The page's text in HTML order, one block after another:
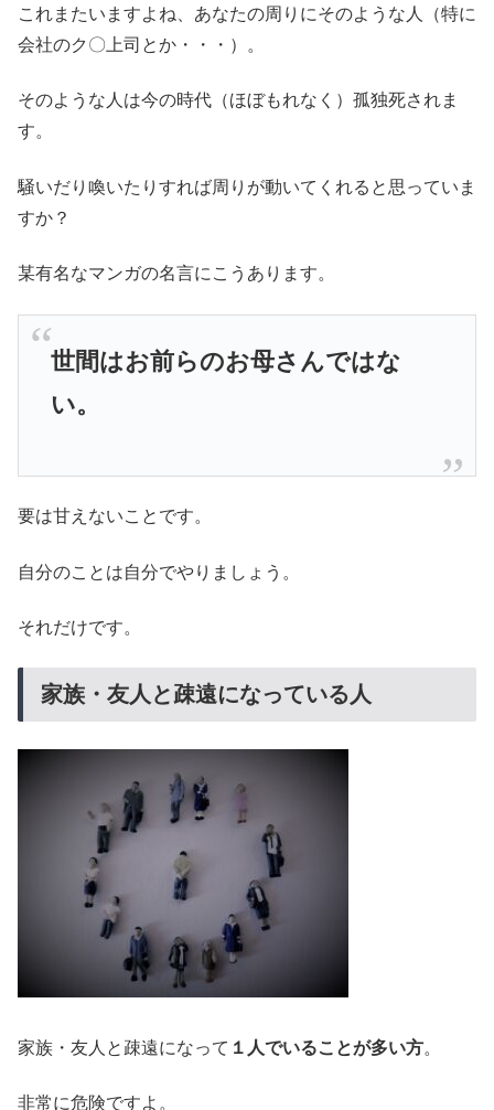
これまたいますよね、あなたの周りにそのような人（特に
会社のク〇上司とか・・・）。
そのような人は今の時代（ほぼもれなく）孤独死されま
す。
騒いだり喚いたりすれば周りが動いてくれると思っていま
すか？
某有名なマンガの名言にこうあります。
世間はお前らのお母さんではな
い。
要は甘えないことです。
自分のことは自分でやりましょう。
それだけです。
家族・友人と疎遠になっている人
家族・友人と疎遠になって １人でいることが多い方。
非常に危険ですよ。